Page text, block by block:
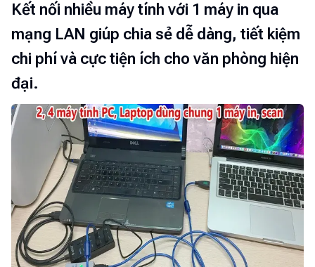
Kết nối nhiều máy tính với 1 máy in qua
mạng LAN giúp chia sẻ dễ dàng, tiết kiệm
chi phí và cực tiện ích cho văn phòng hiện
đại.